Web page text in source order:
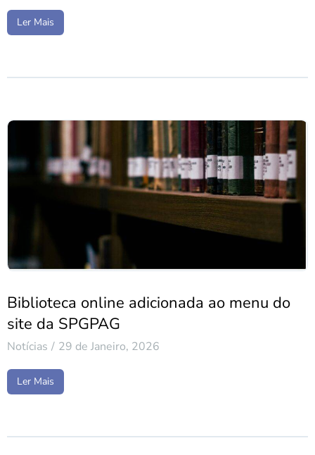
Ler Mais
Biblioteca online adicionada ao menu do
site da SPGPAG
Notícias 29 de Janeiro, 2026
Ler Mais